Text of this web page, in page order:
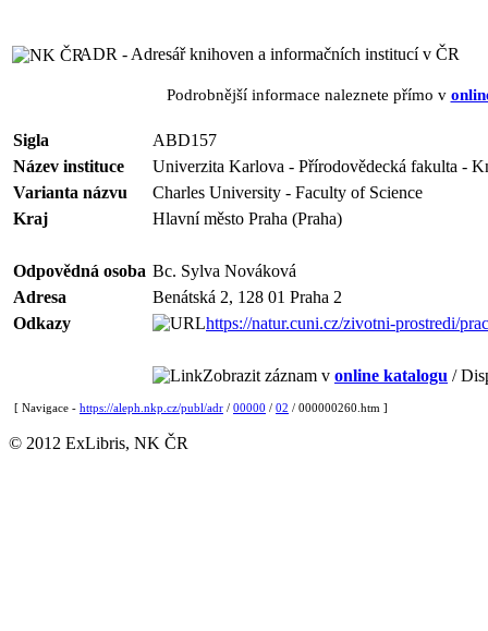
ADR - Adresář knihoven a informačních institucí v ČR
Podrobnější informace naleznete přímo v
Sigla
ABD157
Název instituce
Univerzita Karlova - Přírodovědecká fakulta -
Varianta názvu
Charles University - Faculty of Science
Kraj
Hlavní město Praha (Praha)
Odpovědná osoba Bc. Sylva Nováková
Adresa
Benátská 2, 128 01 Praha 2
Odkazy
https://natur.cuni.cz/zivotni-prostredi/
Zobrazit záznam v online katalogu /
[ Navigace - https://aleph.nkp.cz/publ/adr / 00000 / 02 / 000000260.htm ]
© 2012 ExLibris, NK ČR